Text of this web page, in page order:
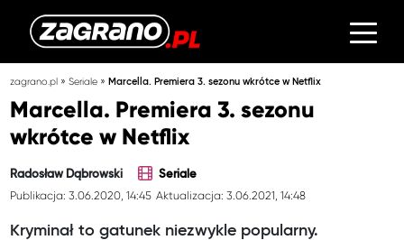
zagrano.pl »Seriale »Marcella. Premiera 3. sezonu wkrótce w Netflix
Marcella. Premiera 3. sezonu
wkrótce w Netflix
Radosław Dąbrowski Seriale
Publikacja: 3.06.2020, 14:45 Aktualizacja: 3.06.2021, 14:48
Kryminał to gatunek niezwykle popularny.